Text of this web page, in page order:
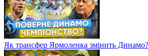
Як трансфер Ярмоленка змінить